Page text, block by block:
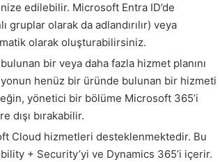
edilebilir. Microsoft Entra ID’de
olarak da adlandırılır) veya
olarak oluşturabilirsiniz.
bir veya daha fazla hizmet planını
henüz bir üründe bulunan bir hizmeti
yönetici bir bölüme Microsoft 365’i
dışı bırakabilir.
Cloud hizmetleri desteklenmektedir. Bu
+ Security’yi ve Dynamics 365’i içerir.